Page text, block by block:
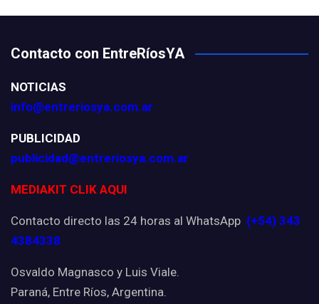
Contacto con EntreRíosYA
NOTICIAS
info@entreriosya.com.ar
PUBLICIDAD
publicidad@entreriosya.com.ar
MEDIAKIT CLIK AQUI
Contacto directo las 24 horas al WhatsApp (+54) 343
4384338
Osvaldo Magnasco y Luis Viale.
Paraná, Entre Ríos, Argentina.